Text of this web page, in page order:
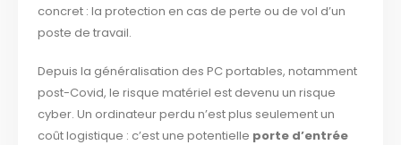
concret : la protection en cas de perte ou de vol d’un
poste de travail.
Depuis la généralisation des PC portables, notamment
post-Covid, le risque matériel est devenu un risque
cyber. Un ordinateur perdu n’est plus seulement un
coût logistique : c’est une potentielle porte d’entrée